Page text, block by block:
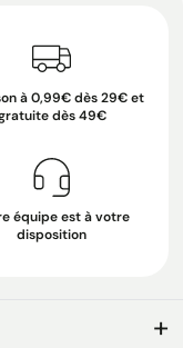
à 0,99€ dès 29€ et
dès 49€
équipe est à votre
disposition